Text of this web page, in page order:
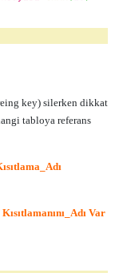
key) silerken dikkat
tabloya referans
Var